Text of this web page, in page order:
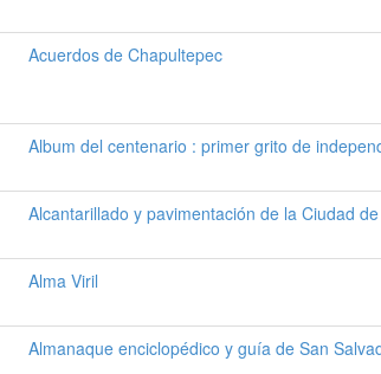
Acuerdos de Chapultepec
Album del centenario : primer grito de
Alcantarillado y pavimentación de la Ciudad
Alma Viril
Almanaque enciclopédico y guía de San